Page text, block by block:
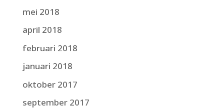
mei 2018
april 2018
februari 2018
januari 2018
oktober 2017
september 2017